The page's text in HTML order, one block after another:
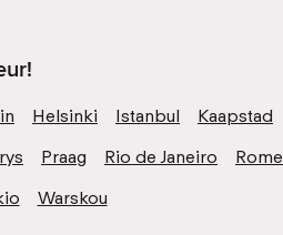
Helsinki Istanbul
Kaapstad
Praag Rio de Janeiro
Rome
Warskou